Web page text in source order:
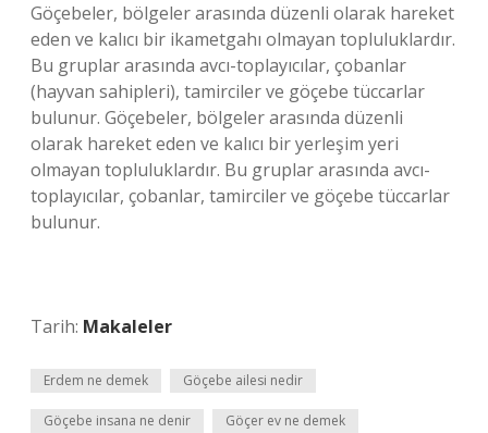
Göçebeler, bölgeler arasında düzenli olarak hareket
eden ve kalıcı bir ikametgahı olmayan topluluklardır.
Bu gruplar arasında avcı-toplayıcılar, çobanlar
(hayvan sahipleri), tamirciler ve göçebe tüccarlar
bulunur. Göçebeler, bölgeler arasında düzenli
olarak hareket eden ve kalıcı bir yerleşim yeri
olmayan topluluklardır. Bu gruplar arasında avcı-
toplayıcılar, çobanlar, tamirciler ve göçebe tüccarlar
bulunur.
Tarih: Makaleler
Erdem ne demek Göçebe ailesi nedir
Göçebe insana ne denir Göçer ev ne demek